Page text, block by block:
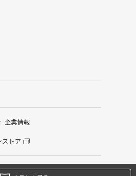
企業情報
トア